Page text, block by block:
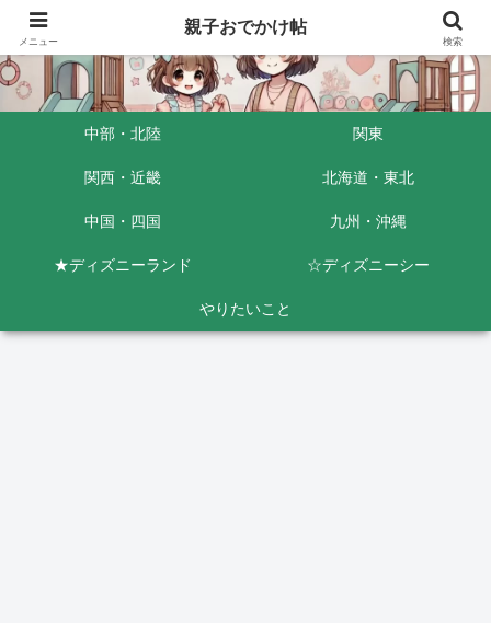
中部・北陸 関東
関西・近畿 北海道・東北
中国・四国 九州・沖縄
★ディズニーランド ☆ディズニーシー
やりたいこと
メニュー
親子おでかけ帖
検索